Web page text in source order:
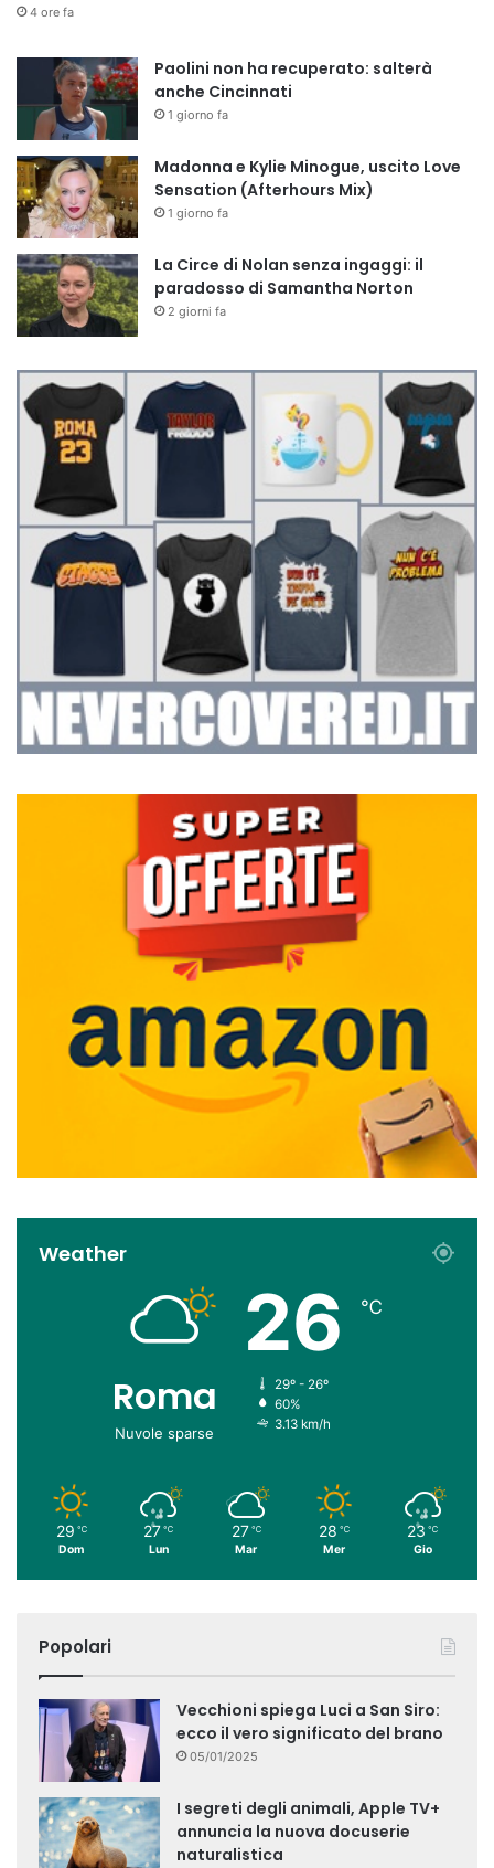
4 ore fa
Paolini non ha recuperato: salterà
anche Cincinnati
1 giorno fa
Madonna e Kylie Minogue, uscito Love
Sensation (Afterhours Mix)
1 giorno fa
La Circe di Nolan senza ingaggi: il
paradosso di Samantha Norton
2 giorni fa
Weather
Roma
Nuvole sparse
26 ℃
29º - 26º
60%
3.13 km/h
29 ℃
Dom
27 ℃
Lun
27 ℃
Mar
28 ℃
Mer
23 ℃
Gio
Popolari
Vecchioni spiega Luci a San Siro:
ecco il vero significato del brano
05/01/2025
I segreti degli animali, Apple TV+
annuncia la nuova docuserie
naturalistica